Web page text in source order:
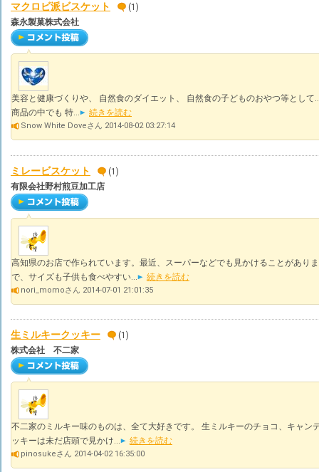
マクロビ派ビスケット
(1)
森永製菓株式会社
美容と健康づくりや、 自然食のダイエット、 自然食の子どものおやつ等とし
商品の中でも 特...
続きを読む
Snow White Doveさん 2014-08-02 03:27:14
ミレービスケット
(1)
有限会社野村煎豆加工店
高知県のお店で作られています。最近、スーパーなどでも見かけることがあり
で、サイズも子供も食べやすい...
続きを読む
nori_momoさん 2014-07-01 21:01:35
生ミルキークッキー
(1)
株式会社 不二家
不二家のミルキー味のものは、全て大好きです。 生ミルキーのチョコ、キャン
ッキーは未だ店頭で見かけ...
続きを読む
pinosukeさん 2014-04-02 16:35:00